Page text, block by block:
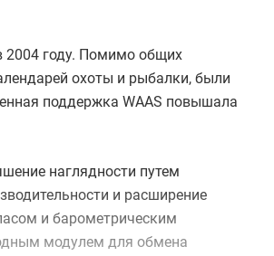
2004 году. Помимо общих
охоты и рыбалки, были
поддержка WAAS повышала
наглядности путем
и расширение
и барометрическим
модулем для обмена